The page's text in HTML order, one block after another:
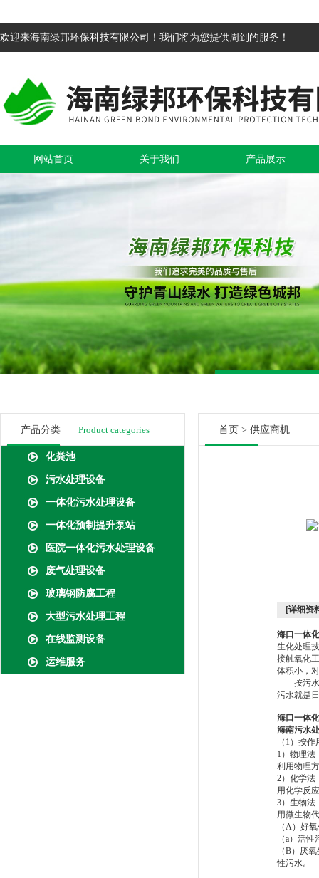
欢迎来海南绿邦环保科技有限公司！我们将为您提供周到的服务！
网站首页 关于我们 产品展示
产品分类 Product categories
化粪池
污水处理设备
一体化污水处理设备
一体化预制提升泵站
医院一体化污水处理设备
废气处理设备
玻璃钢防腐工程
大型污水处理工程
在线监测设备
运维服务
首页 > 供应商机
[详细资
海口一体
生化处理
接触氧化
体积小，
按污水
污水就是
海口一体
海南污水
（1）按
1）物理法
利用物理
2）化学法
用化学反
3）生物法
用微生物
（A）好
（a）活
（B）厌
性污水。